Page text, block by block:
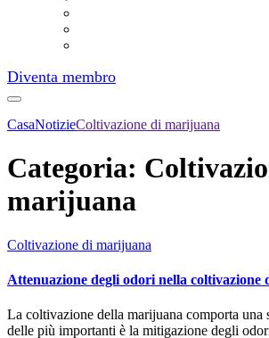
Diventa membro
CasaNotizieColtivazione di marijuana
Categoria:
marijuana
Coltivazione di marijuana
Attenuazione degli odori nella coltivazione
La coltivazione della marijuana comporta una
delle più importanti è la mitigazione degli